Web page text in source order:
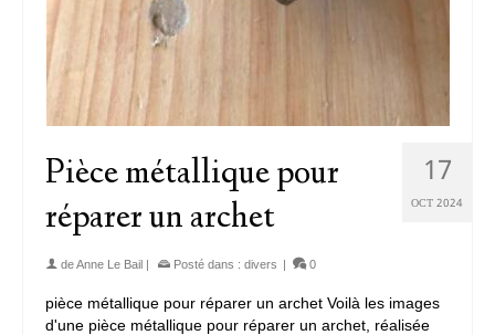
17
OCT 2024
Pièce métallique pour
réparer un archet
deAnne Le Bail | Posté dans : divers | 0
pièce métallique pour réparer un archet Voilà les images
d'une pièce métallique pour réparer un archet, réalisée